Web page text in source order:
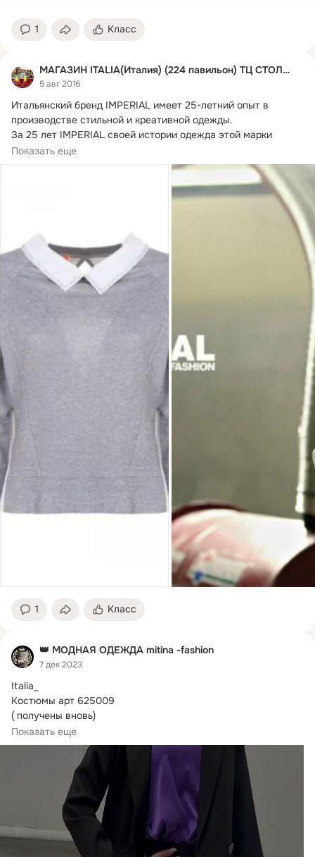
1 Класс
МАГАЗИН ITALIA(Италия) (224 павильон) ТЦ СТОЛИЦА
5 авг 2016
Итальянский бренд IMPERIAL имеет 25-летний опыт в
производстве стильной и креативной одежды.
За 25 лет IMPERIAL своей истории одежда этой марки
приобрела множество поклонников в разных странах мира.
Показать еще
1 Класс
👑 МОДНАЯ ОДЕЖДА mitina -fashion
7 дек 2023
Italia_
Костюмы арт 625009
( получены вновь)
размеры S, M
на 44,46,
все варианты цветов на общем фото
Показать еще